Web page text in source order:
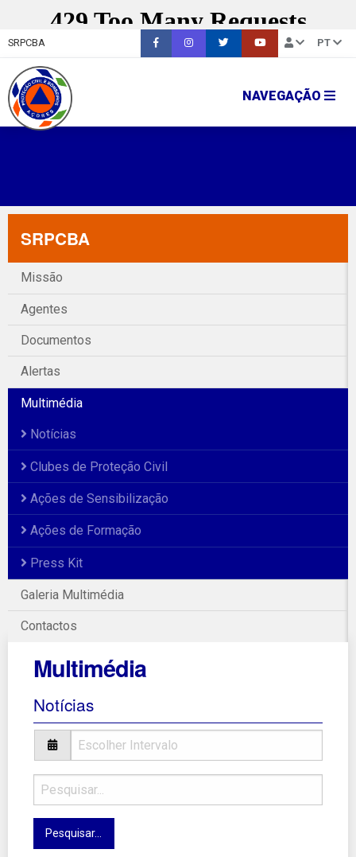
SRPCBA PT
NAVEGAÇÃO
SRPCBA
Missão
Agentes
Documentos
Alertas
Multimédia
Notícias
Clubes de Proteção Civil
Ações de Sensibilização
Ações de Formação
Press Kit
Galeria Multimédia
Contactos
Multimédia
Notícias